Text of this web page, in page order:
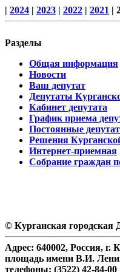
| 2024 | 2023 | 2022 | 2021 |
Разделы
Общая информация
Новости
Ваш депутат
Депутаты
Кабинет депутата
График приема
Постоянные
Решения
Интернет-приемная
Собрание граждан
© Курганская городская
Адрес: 640002, Россия, г.
площадь имени В.И.
телефоны: (3522) 42-84-00